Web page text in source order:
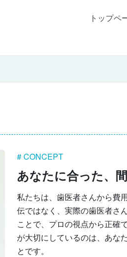
トップペ
# CONCEPT
あなたに合った、
私たちは、歯医者さんから費
伝ではなく、実際の歯医者さ
ことで、プロの視点から正確
が大切にしているのは、あな
とです。